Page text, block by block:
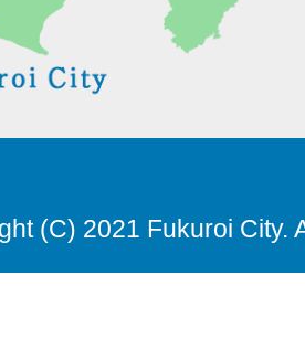
(C) 2021 Fukuroi City.